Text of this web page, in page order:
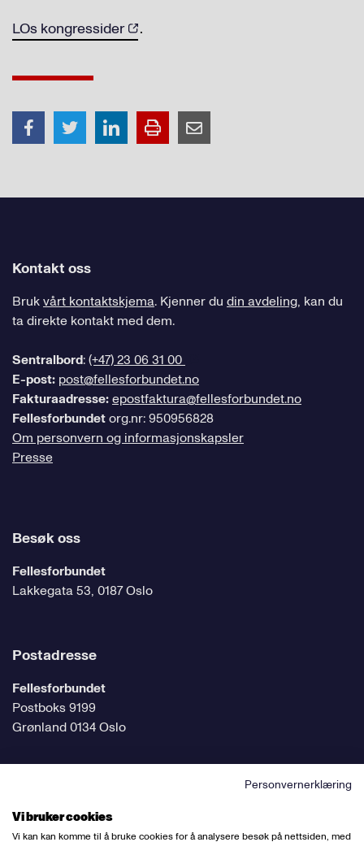
LOs kongressider .
Kontakt oss
Brukvårt kontaktskjema. Kjenner du din avdeling, kan du
ta direkte kontakt med dem.
Sentralbord:(+47) 23 06 31 00
E-post: post@fellesforbundet.no
Fakturaadresse:epostfaktura@fellesforbundet.no
Fellesforbundetorg.nr: 950956828
Om personvern og informasjonskapsler
Presse
Besøk oss
Fellesforbundet
Lakkegata 53, 0187 Oslo
Postadresse
Fellesforbundet
Postboks 9199
Grønland 0134 Oslo
Følg oss på sosiale medier
Personvernerklæring
Vi bruker cookies
Vi kan kan komme til å bruke cookies for å analysere besøk på nettsiden, med